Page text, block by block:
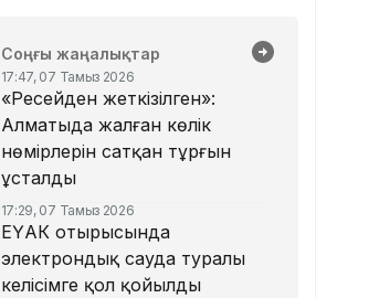
Соңғы жаңалықтар
17:47, 07 Тамыз 2026
«Ресейден жеткізілген»:
Алматыда жалған көлік
нөмірлерін сатқан тұрғын
ұсталды
17:29, 07 Тамыз 2026
ЕҮАК отырысында
электрондық сауда туралы
келісімге қол қойылды